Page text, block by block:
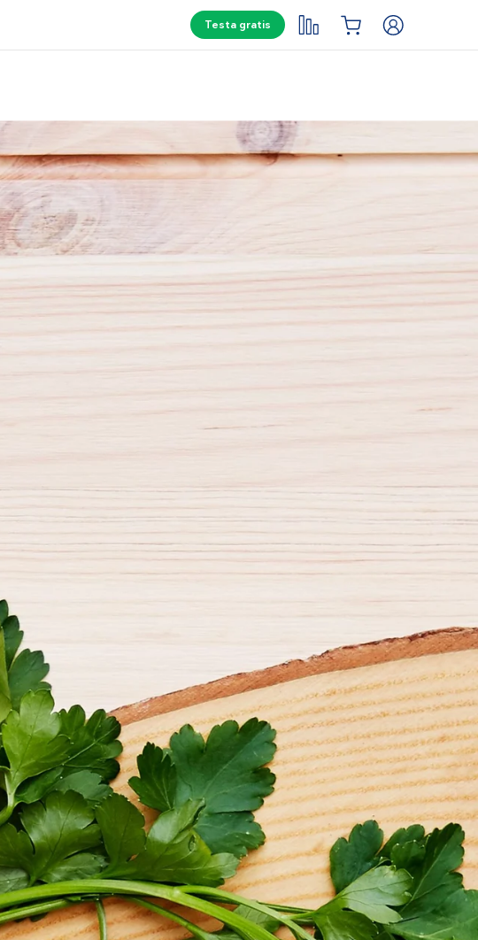
Testa gratis